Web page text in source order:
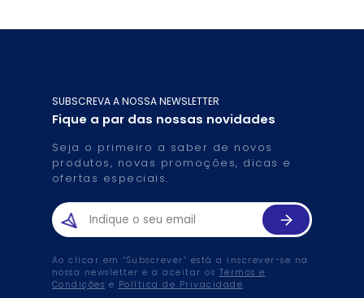
SUBSCREVA A NOSSA NEWSLETTER
Fique a par das nossas novidades
Seja o primeiro a saber de novos
produtos, novas promoções, dicas e
ofertas especiais.
Ao clicar em “Subscrever” está a inscrever-se na
nossa newsletter e a aceitar os Termos e
Condições e Política de Privacidade.